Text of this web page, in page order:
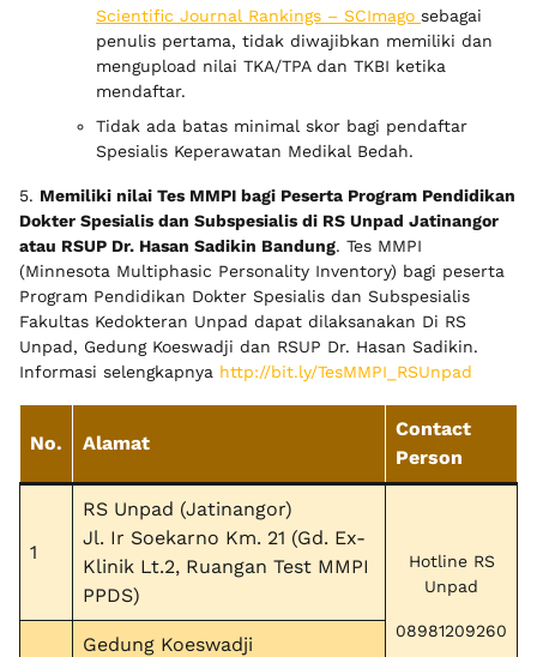
Scientific Journal Rankings – SCImago sebagai
penulis pertama, tidak diwajibkan memiliki dan
mengupload nilai TKA/TPA dan TKBI ketika
mendaftar.
Tidak ada batas minimal skor bagi pendaftar
Spesialis Keperawatan Medikal Bedah.
5. Memiliki nilai Tes MMPI bagi Peserta Program Pendidikan
Dokter Spesialis dan Subspesialis di RS Unpad Jatinangor
atau RSUP Dr. Hasan Sadikin Bandung. Tes MMPI
(Minnesota Multiphasic Personality Inventory) bagi peserta
Program Pendidikan Dokter Spesialis dan Subspesialis
Fakultas Kedokteran Unpad dapat dilaksanakan Di RS
Unpad, Gedung Koeswadji dan RSUP Dr. Hasan Sadikin.
Informasi selengkapnya http://bit.ly/TesMMPI_RSUnpad
No. Alamat
Contact
Person
1
RS Unpad (Jatinangor)
Jl. Ir Soekarno Km. 21 (Gd. Ex-
Klinik Lt.2, Ruangan Test MMPI
PPDS)
Hotline RS
Unpad
08981209260
Gedung Koeswadji